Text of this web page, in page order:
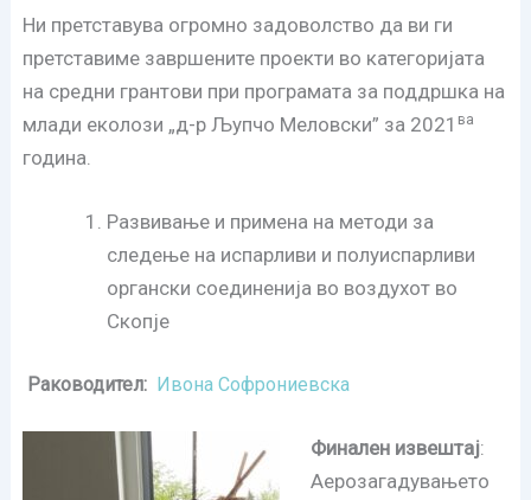
Ни претставува огромно задоволство да ви ги
претставиме завршените проекти во категоријата
на средни грантови при програмата за поддршка на
млади еколози „д-р Љупчо Меловски” за 2021 ва
година.
Развивање и примена на методи за
следење на испарливи и полуиспарливи
органски соединенија во воздухот во
Скопје
Раководител: Ивона Софрониевска
Финален извештај:
Аерозагадувањето